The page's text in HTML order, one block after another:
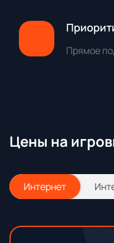
Прямое
Цены на
Интернет